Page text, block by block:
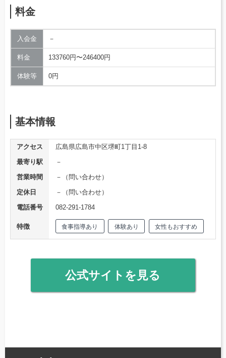
料金
入会金 －
料金 133760円〜246400円
体験等 0円
基本情報
アクセス
広島県広島市中区堺町1丁目1-8
最寄り駅
－
営業時間
－（問い合わせ）
定休日
－（問い合わせ）
電話番号
082-291-1784
特徴 食事指導あり 体験あり 女性もおすすめ
公式サイトを見る